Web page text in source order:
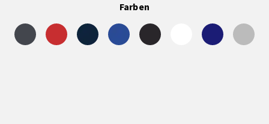
Farben